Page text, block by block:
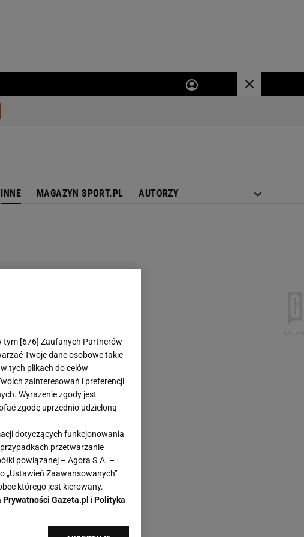
INNE MAGAZYN SPORT.PL AUTORZY
tym [676] Zaufanych Partnerów
Twoje dane osobowe takie
tych plikach do celów
zainteresowań i preferencji
Wyrażenie zgody jest
zgodę uprzednio udzieloną
dotyczących funkcjonowania
przetwarzanie
powiązanej – Agora S.A. –
„Ustawień Zaawansowanych”
którego jest kierowany.
Gazeta.pl iPolityka